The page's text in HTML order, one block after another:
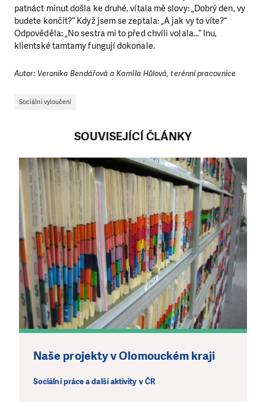
patnáct minut došla ke druhé, vítala mě slovy: „Dobrý den, vy
budete končit?“ Když jsem se zeptala: „A jak vy to víte?“
Odpověděla: „No sestra mi to před chvíli volala…“ Inu,
klientské tamtamy fungují dokonale.
Autor: Veronika Bendářová a Kamila Hůlová, terénní pracovnice
Sociální vyloučení
SOUVISEJÍCÍ ČLÁNKY
Naše projekty v Olomouckém kraji
Sociální práce a další aktivity v ČR